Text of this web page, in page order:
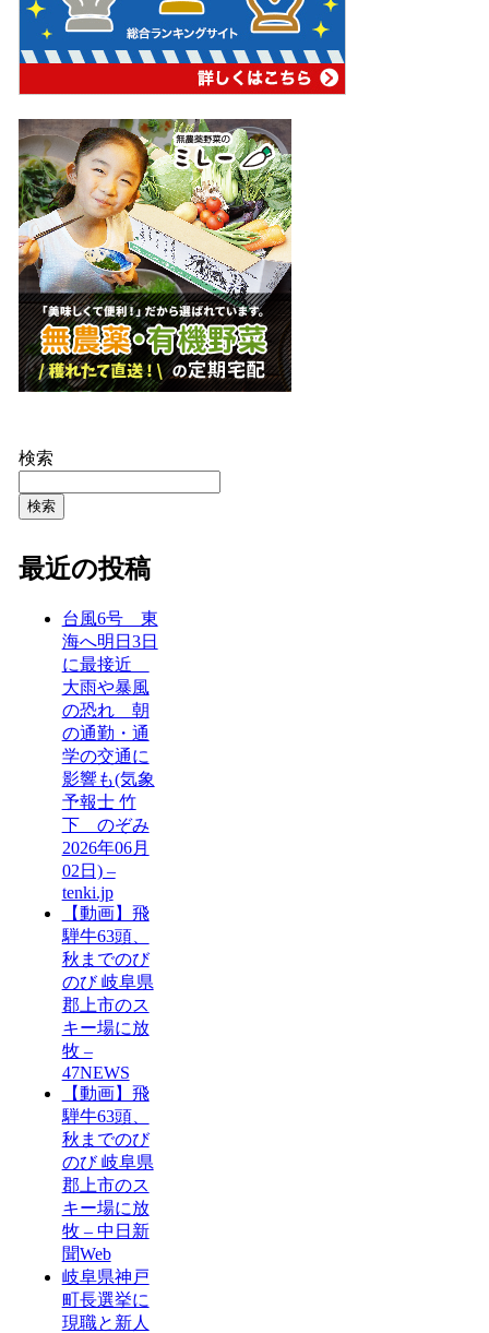
検索
検索
最近の投稿
台風6号 東
海へ明日3日
に最接近
大雨や暴風
の恐れ 朝
の通勤・通
学の交通に
影響も(気象
予報士 竹
下 のぞみ
2026年06月
02日) –
tenki.jp
【動画】飛
騨牛63頭、
秋までのび
のび 岐阜県
郡上市のス
キー場に放
牧 –
47NEWS
【動画】飛
騨牛63頭、
秋までのび
のび 岐阜県
郡上市のス
キー場に放
牧 – 中日新
聞Web
岐阜県神戸
町長選挙に
現職と新人